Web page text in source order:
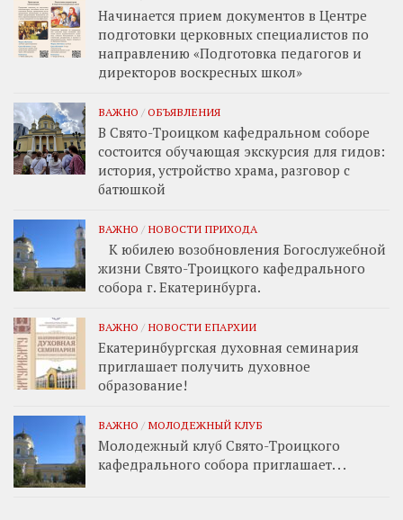
Начинается прием документов в Центре
подготовки церковных специалистов по
направлению «Подготовка педагогов и
директоров воскресных школ»
ВАЖНО / ОБЪЯВЛЕНИЯ
В Свято-Троицком кафедральном соборе
состоится обучающая экскурсия для гидов:
история, устройство храма, разговор с
батюшкой
ВАЖНО / НОВОСТИ ПРИХОДА
К юбилею возобновления Богослужебной
жизни Свято-Троицкого кафедрального
собора г. Екатеринбурга.
ВАЖНО / НОВОСТИ ЕПАРХИИ
Екатеринбургская духовная семинария
приглашает получить духовное
образование!
ВАЖНО / МОЛОДЕЖНЫЙ КЛУБ
Молодежный клуб Свято-Троицкого
кафедрального собора приглашает. . .